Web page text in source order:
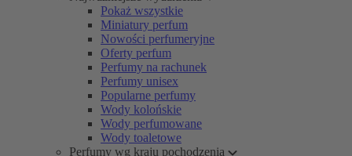
Pokaż wszystkie
Miniatury perfum
Nowości perfumeryjne
Oferty perfum
Perfumy na rachunek
Perfumy unisex
Popularne perfumy
Wody kolońskie
Wody perfumowane
Wody toaletowe
Perfumy wg kraju pochodzenia